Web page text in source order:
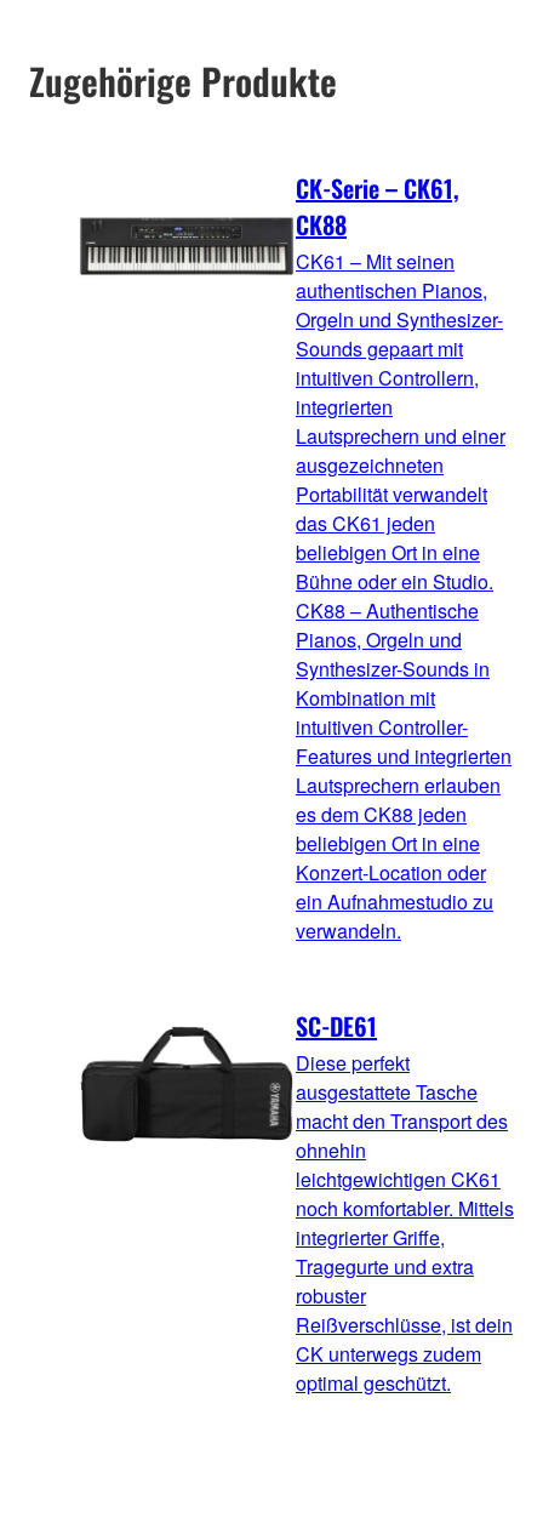
Zugehörige Produkte
CK-Serie – CK61,
CK88
CK61 – Mit seinen
authentischen Pianos,
Orgeln und Synthesizer-
Sounds gepaart mit
intuitiven Controllern,
integrierten
Lautsprechern und einer
ausgezeichneten
Portabilität verwandelt
das CK61 jeden
beliebigen Ort in eine
Bühne oder ein Studio.
CK88 – Authentische
Pianos, Orgeln und
Synthesizer-Sounds in
Kombination mit
intuitiven Controller-
Features und integrierten
Lautsprechern erlauben
es dem CK88 jeden
beliebigen Ort in eine
Konzert-Location oder
ein Aufnahmestudio zu
verwandeln.
SC-DE61
Diese perfekt
ausgestattete Tasche
macht den Transport des
ohnehin
leichtgewichtigen CK61
noch komfortabler. Mittels
integrierter Griffe,
Tragegurte und extra
robuster
Reißverschlüsse, ist dein
CK unterwegs zudem
optimal geschützt.